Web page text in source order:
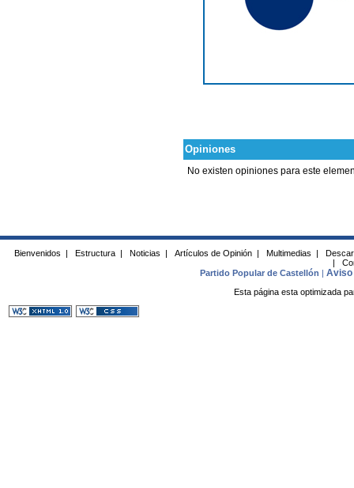
Opiniones
No existen opiniones para este
Bienvenidos | Estructura | Noticias | Artículos de Opinión | Multimedias |
|
Partido Popular de Castellón |Aviso
Esta página esta optimizada